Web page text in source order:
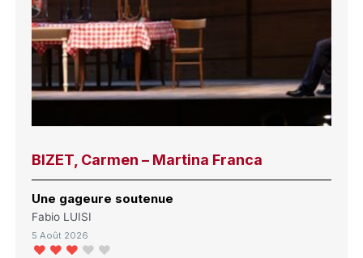
BIZET, Carmen – Martina Franca
Une gageure soutenue
Fabio LUISI
5 Août 2026